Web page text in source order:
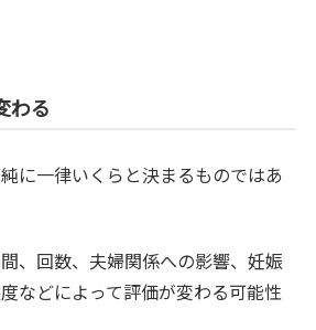
わる
に一律いくらと決まるものではあ
、回数、夫婦関係への影響、妊娠
などによって評価が変わる可能性